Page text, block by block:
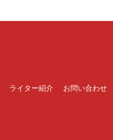
ライター紹介 お問い合わせ